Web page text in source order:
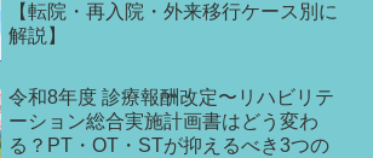
【転院・再入院・外来移行ケース別に
解説】
令和8年度 診療報酬改定〜リハビリテ
ーション総合実施計画書はどう変わ
る？PT・OT・STが抑えるべき3つの